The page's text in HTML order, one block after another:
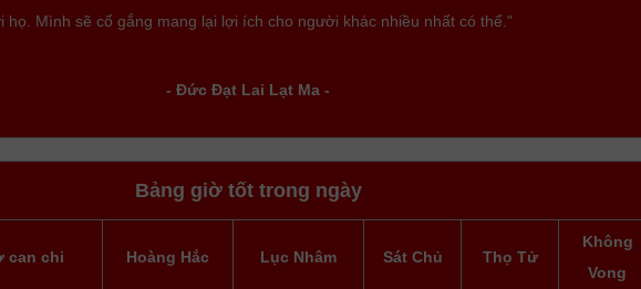
họ. Mình sẽ cố gắng mang lại lợi ích cho người khác nhiều nhất có thể."
- Đức Đạt Lai Lạt Ma -
Bảng giờ tốt trong ngày
can chi Hoàng Hắc Lục Nhâm Sát Chủ Thọ Tử
Không
Vong